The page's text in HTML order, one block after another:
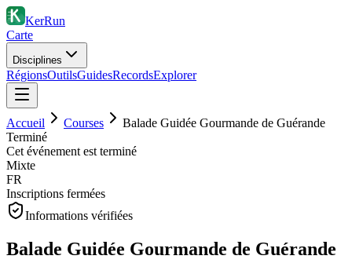
KerRun
Carte
Disciplines
RégionsOutilsGuidesRecordsExplorer
Accueil Courses
Balade Guidée Gourmande de Guérande
Terminé
Cet événement est terminé
Mixte
FR
Inscriptions fermées
Informations vérifiées
Balade Guidée Gourmande de Guérande